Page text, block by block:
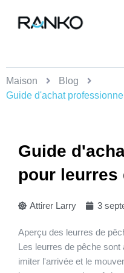
Maison
Blog
Guide d'achat
Guide
pour leurres
Attirer Larry 3
Aperçu des leurres de
Les leurres de pêche sont
imiter l'arrivée et le